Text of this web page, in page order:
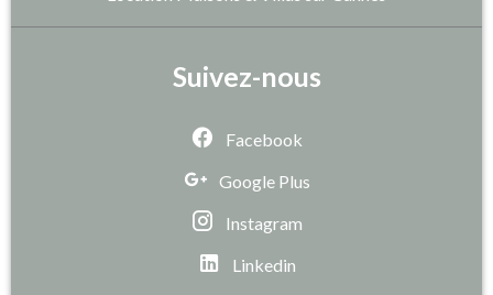
Suivez-nous
Facebook
Google Plus
Instagram
Linkedin